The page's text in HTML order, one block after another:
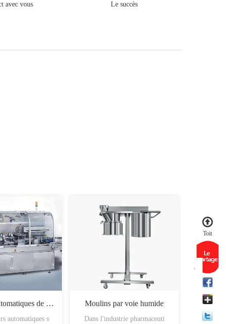
avec vous Le succès
Machines automatiques de chargement des boîtes
automatiques s
Moulins par voie humide
Dans l'industrie pharmaceuti Les
Toit